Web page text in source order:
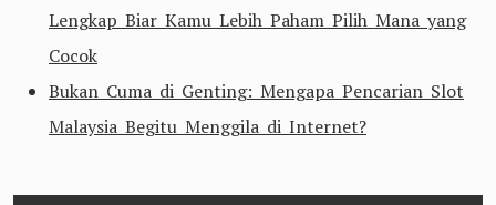
Lengkap Biar Kamu Lebih Paham Pilih Mana yang
Cocok
Bukan Cuma di Genting: Mengapa Pencarian Slot
Malaysia Begitu Menggila di Internet?